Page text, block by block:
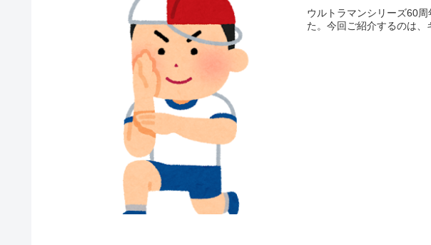
ウルトラマンシリーズ60
た。今回ご紹介するのは